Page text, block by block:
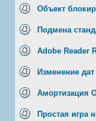
Объект
Подмена
Adobe Reader
Изменение
Амортизация
Простая игра